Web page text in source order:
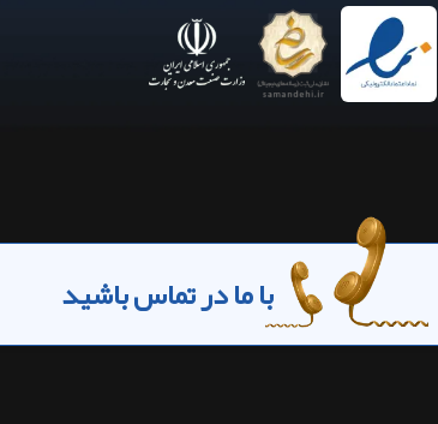
با ما در تماس باشید